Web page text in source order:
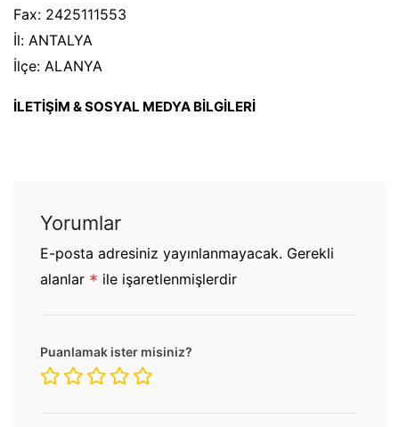
Fax: 2425111553
İl: ANTALYA
İlçe: ALANYA
İLETİŞİM & SOSYAL MEDYA BİLGİLERİ
Yorumlar
E-posta adresiniz yayınlanmayacak. Gerekli
alanlar * ile işaretlenmişlerdir
Puanlamak ister misiniz?